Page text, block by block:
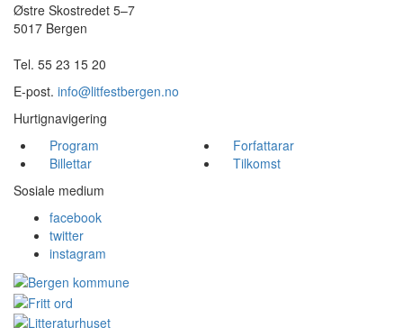
Østre Skostredet 5–7
5017 Bergen
Tel. 55 23 15 20
E-post. info@litfestbergen.no
Hurtignavigering
Program
Forfattarar
Billettar
Tilkomst
Sosiale medium
facebook
twitter
instagram